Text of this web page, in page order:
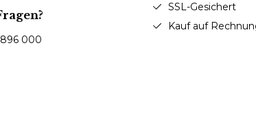
000
SSL-Gesichert
Kauf auf